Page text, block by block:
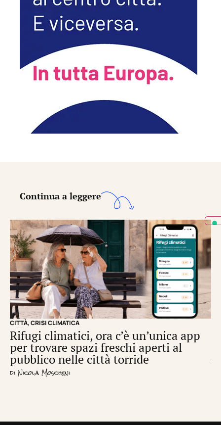
Continua a leggere
CITTÀ,CRISI CLIMATICA
Rifugi climatici, ora c’è un’unica app
per trovare spazi freschi aperti al
pubblico nelle città torride
di Nicola Moscheni